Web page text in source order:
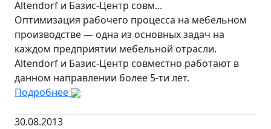
Altendorf и Базис-Центр совм...
Оптимизация рабочего процесса на мебельном
производстве — одна из основных задач на
каждом предприятии мебельной отрасли.
Altendorf и Базис-Центр совместно работают в
данном направлении более 5-ти лет.
Подробнее
30.08.2013